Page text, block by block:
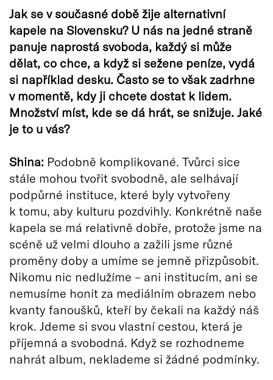
Jak se v současné době žije alternativní
kapele na Slovensku? U nás na jedné straně
panuje naprostá svoboda, každý si může
dělat, co chce, a když si sežene peníze, vydá
si například desku. Často se to však zadrhne
v momentě, kdy ji chcete dostat k lidem.
Množství míst, kde se dá hrát, se snižuje. Jaké
je to u vás?
Shina: Podobně komplikované. Tvůrci sice
stále mohou tvořit svobodně, ale selhávají
podpůrné instituce, které byly vytvořeny
k tomu, aby kulturu pozdvihly. Konkrétně naše
kapela se má relativně dobře, protože jsme na
scéně už velmi dlouho a zažili jsme různé
proměny doby a umíme se jemně přizpůsobit.
Nikomu nic nedlužíme – ani institucím, ani se
nemusíme honit za mediálním obrazem nebo
kvanty fanoušků, kteří by čekali na každý náš
krok. Jdeme si svou vlastní cestou, která je
příjemná a svobodná. Když se rozhodneme
nahrát album, neklademe si žádné podmínky.